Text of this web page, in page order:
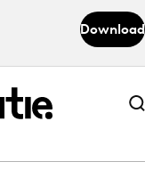
Download
Abonneer nu
Abonneer nu